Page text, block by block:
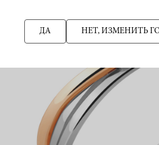
ДА НЕТ, ИЗМЕНИТЬ